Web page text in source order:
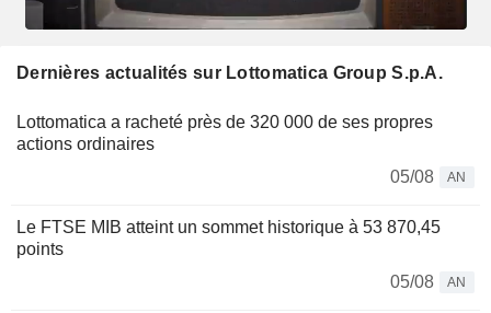
Dernières actualités sur Lottomatica Group S.p.A.
Lottomatica a racheté près de 320 000 de ses propres
actions ordinaires
05/08
AN
Le FTSE MIB atteint un sommet historique à 53 870,45
points
05/08
AN